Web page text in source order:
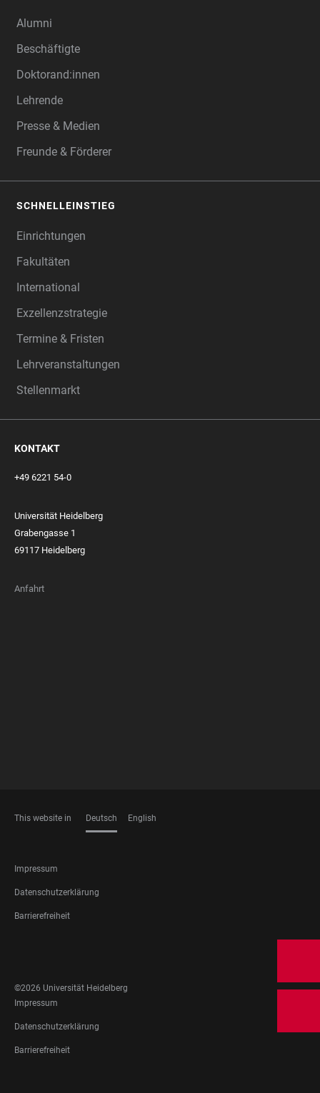
Alumni
Beschäftigte
Doktorand:innen
Lehrende
Presse & Medien
Freunde & Förderer
SCHNELLEINSTIEG
Einrichtungen
Fakultäten
International
Exzellenzstrategie
Termine & Fristen
Lehrveranstaltungen
Stellenmarkt
KONTAKT
+49 6221 54-0
Universität Heidelberg
Grabengasse 1
69117 Heidelberg
Anfahrt
This website in Deutsch English
FOOTER
LEGAL
Impressum
Datenschutzerklärung
Barrierefreiheit
MEDIA
©2026 Universität Heidelberg
FOOTER
LEGAL
Impressum
Datenschutzerklärung
Barrierefreiheit